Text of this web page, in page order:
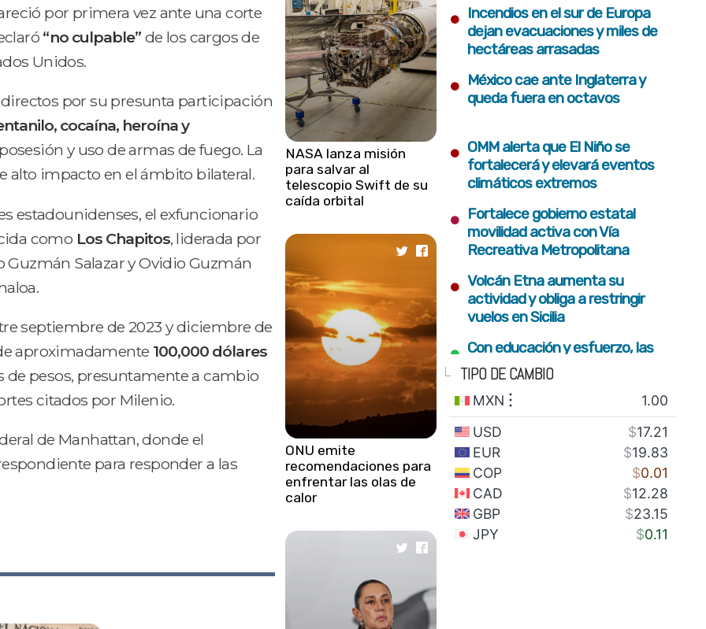
por primera vez ante una corte
“no culpable” de los cargos de
Unidos.
por su presunta participación
cocaína, heroína y
y uso de armas de fuego. La
alto impacto en el ámbito bilateral.
estadounidenses, el exfuncionario
como Los Chapitos, liderada por
Guzmán Salazar y Ovidio Guzmán
septiembre de 2023 y diciembre de
aproximadamente 100,000 dólares
de pesos, presuntamente a cambio
citados por Milenio.
de Manhattan, donde el
para responder a las
NASA lanza misión
para salvar al
telescopio Swift de su
caída orbital
ONU emite
recomendaciones para
enfrentar las olas de
calor
• Incendios en el sur de Europa
dejan evacuaciones y miles de
hectáreas arrasadas
• México cae ante Inglaterra y
queda fuera en octavos
• OMM alerta que El Niño se
fortalecerá y elevará eventos
climáticos extremos
• Fortalece gobierno estatal
movilidad activa con Vía
Recreativa Metropolitana
• Volcán Etna aumenta su
actividad y obliga a restringir
vuelos en Sicilia
• Con educación y esfuerzo, las
nuevas generaciones
construyen el futuro del estado
• Fortalecimiento del campo y
conectividad para bienestar de
familias serranas: Armenta Mier
• Gobierno estatal plantará 2
millones de árboles con visión
integral de restauración
TIPO DE CAMBIO